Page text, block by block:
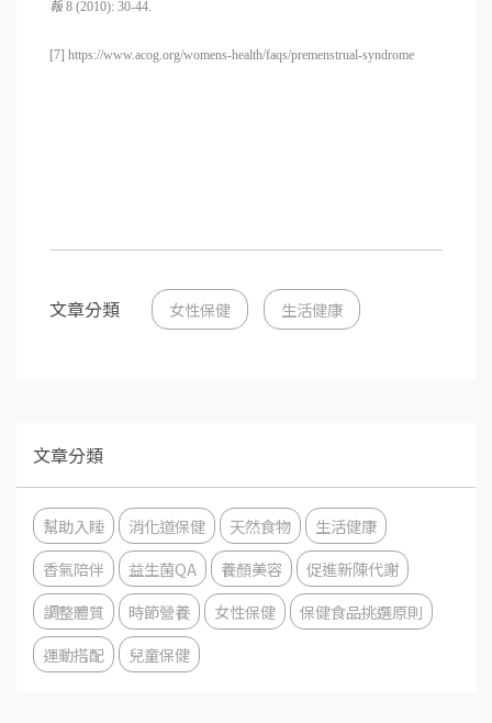
報 8 (2010): 30-44.
[7] https://www.acog.org/womens-health/faqs/premenstrual-syndrome
文章分類 女性保健 生活健康
文章分類
幫助入睡 消化道保健 天然食物
生活健康
香氣陪伴
益生菌QA 養顏美容
促進新陳代謝
調整體質
時節營養 女性保健
保健食品挑選原則
運動搭配
兒童保健